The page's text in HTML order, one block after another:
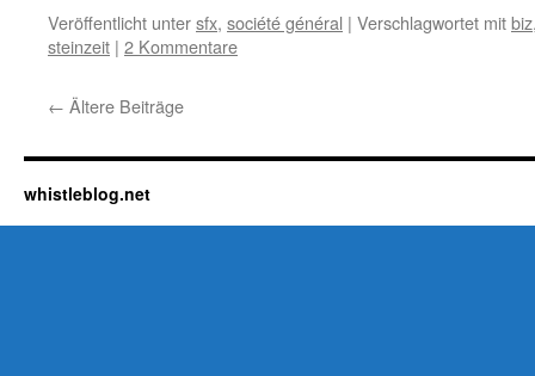
Veröffentlicht untersfx, société général | Verschlagwortet mitbiz
steinzeit | 2 Kommentare
← Ältere Beiträge
whistleblog.net